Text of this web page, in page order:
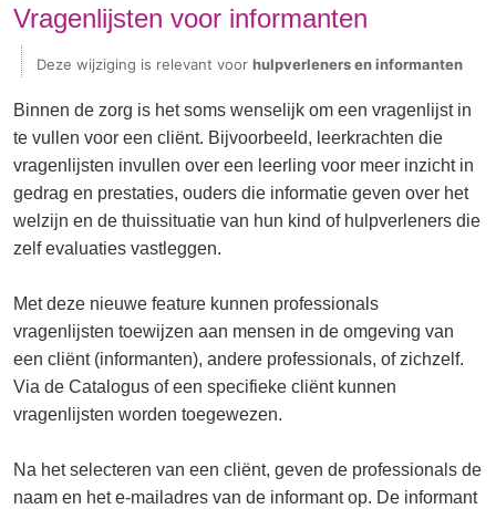
Vragenlijsten voor informanten
Deze wijziging is relevant voor hulpverleners en informanten
Binnen de zorg is het soms wenselijk om een vragenlijst in
te vullen voor een cliënt. Bijvoorbeeld, leerkrachten die
vragenlijsten invullen over een leerling voor meer inzicht in
gedrag en prestaties, ouders die informatie geven over het
welzijn en de thuissituatie van hun kind of hulpverleners die
zelf evaluaties vastleggen.
Met deze nieuwe feature kunnen professionals
vragenlijsten toewijzen aan mensen in de omgeving van
een cliënt (informanten), andere professionals, of zichzelf.
Via de Catalogus of een specifieke cliënt kunnen
vragenlijsten worden toegewezen.
Na het selecteren van een cliënt, geven de professionals de
naam en het e-mailadres van de informant op. De informant